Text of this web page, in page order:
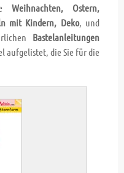
Weihnachten, Ostern,
mit Kindern, Deko, und
Bastelanleitungen
aufgelistet, die Sie für die